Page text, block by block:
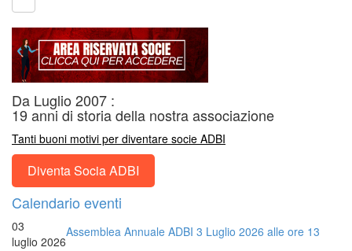
Da Luglio 2007 :
19 anni di storia della nostra associazione
Tanti buoni motivi per diventare socie ADBI
Diventa Socia ADBI
Calendario eventi
03
luglio 2026
Assemblea Annuale ADBI 3 Luglio 2026 alle ore 13